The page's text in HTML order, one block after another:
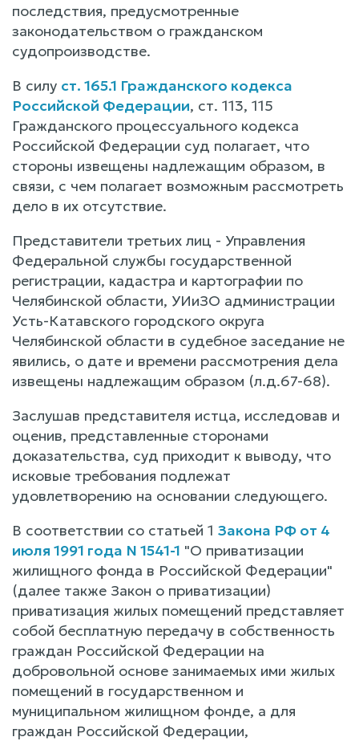
последствия, предусмотренные
законодательством о гражданском
судопроизводстве.
В силу ст. 165.1 Гражданского кодекса
Российской Федерации, ст. 113, 115
Гражданского процессуального кодекса
Российской Федерации суд полагает, что
стороны извещены надлежащим образом, в
связи, с чем полагает возможным рассмотреть
дело в их отсутствие.
Представители третьих лиц - Управления
Федеральной службы государственной
регистрации, кадастра и картографии по
Челябинской области, УИиЗО администрации
Усть-Катавского городского округа
Челябинской области в судебное заседание не
явились, о дате и времени рассмотрения дела
извещены надлежащим образом (л.д.67-68).
Заслушав представителя истца, исследовав и
оценив, представленные сторонами
доказательства, суд приходит к выводу, что
исковые требования подлежат
удовлетворению на основании следующего.
В соответствии со статьей 1 Закона РФ от 4
июля 1991 года N 1541-1 "О приватизации
жилищного фонда в Российской Федерации"
(далее также Закон о приватизации)
приватизация жилых помещений представляет
собой бесплатную передачу в собственность
граждан Российской Федерации на
добровольной основе занимаемых ими жилых
помещений в государственном и
муниципальном жилищном фонде, а для
граждан Российской Федерации,